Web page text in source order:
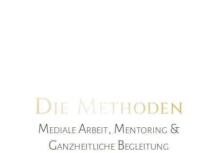
Die Methoden
Mediale Arbeit, Mentoring &
Ganzheitliche Begleitung